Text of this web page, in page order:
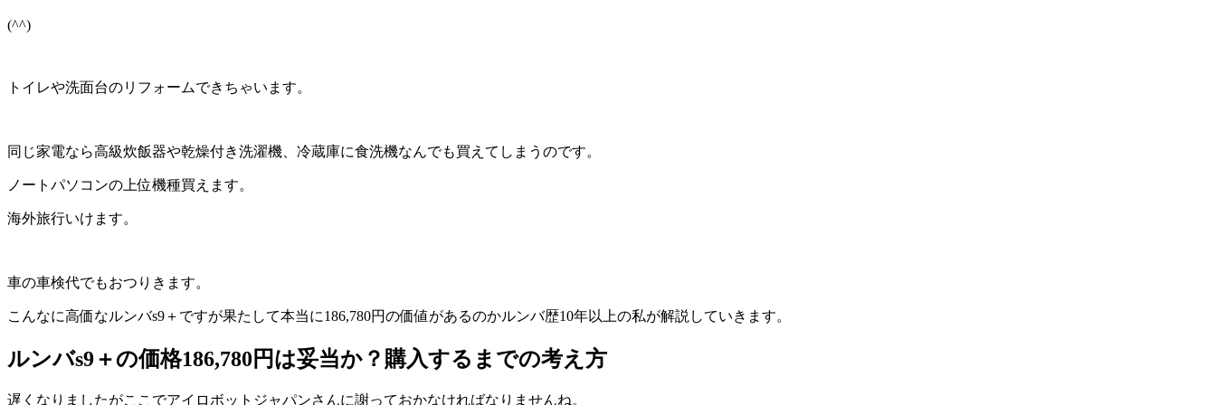
(^^)
トイレや洗面台のリフォームできちゃいます。
同じ家電なら高級炊飯器や乾燥付き洗濯機、冷蔵庫に食洗機なんでも買えてしまうのです。
ノートパソコンの上位機種買えます。
海外旅行いけます。
車の車検代でもおつりきます。
こんなに高価なルンバs9＋ですが果たして本当に186,780円の価値があるのかルンバ歴10年以上の私が解説していきます。
ルンバs9＋の価格186,780円は妥当か？購入するまでの考え方
遅くなりましたがここでアイロボットジャパンさんに謝っておかなければなりませんね。